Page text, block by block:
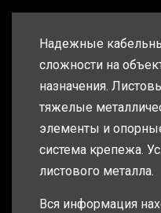
Надежные
сложности на
назначения.
тяжелые
элементы и
система крепежа.
листового металла.
Вся информация